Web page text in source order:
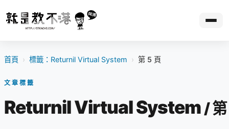
首頁 › 標籤：Returnil Virtual System › 第 5 頁
文章標籤
Returnil Virtual System /